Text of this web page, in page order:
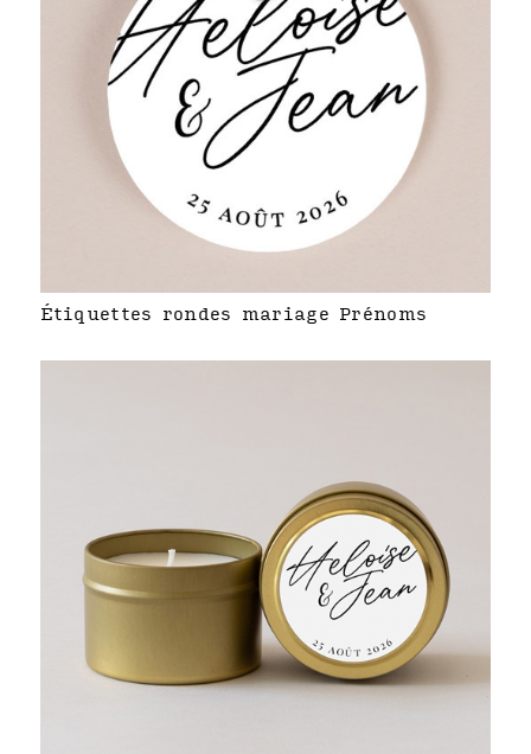
Étiquettes rondes mariage Prénoms